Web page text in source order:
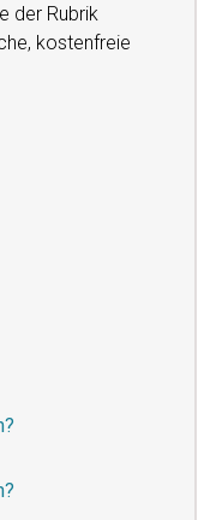
der Rubrik
kostenfreie